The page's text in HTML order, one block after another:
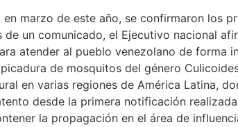
marzo de este año, se confirmaron los
un comunicado, el Ejecutivo nacional
atender al pueblo venezolano de forma
de mosquitos del género
en varias regiones de América Latina,
desde la primera notificación
la propagación en el área de